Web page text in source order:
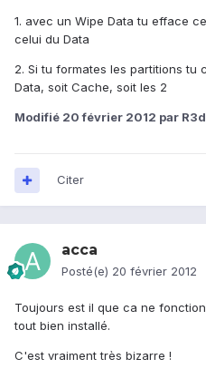
1. avec un Wipe Data tu efface
celui du Data
2. Si tu formates les partitions tu
Data, soit Cache, soit les 2
Modifié 20 février 2012 par
Citer
acca
Posté(e) 20 février 2012
Toujours est il que ca ne
tout bien installé.
C'est vraiment très bizarre !